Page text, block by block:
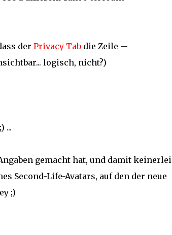
der Privacy Tabdie Zeile --
logisch, nicht?)
...
gemacht hat, und damit keinerlei
Second-Life-Avatars, auf den der neue
;)